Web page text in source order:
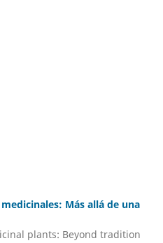
Más allá de una
plants: Beyond tradition